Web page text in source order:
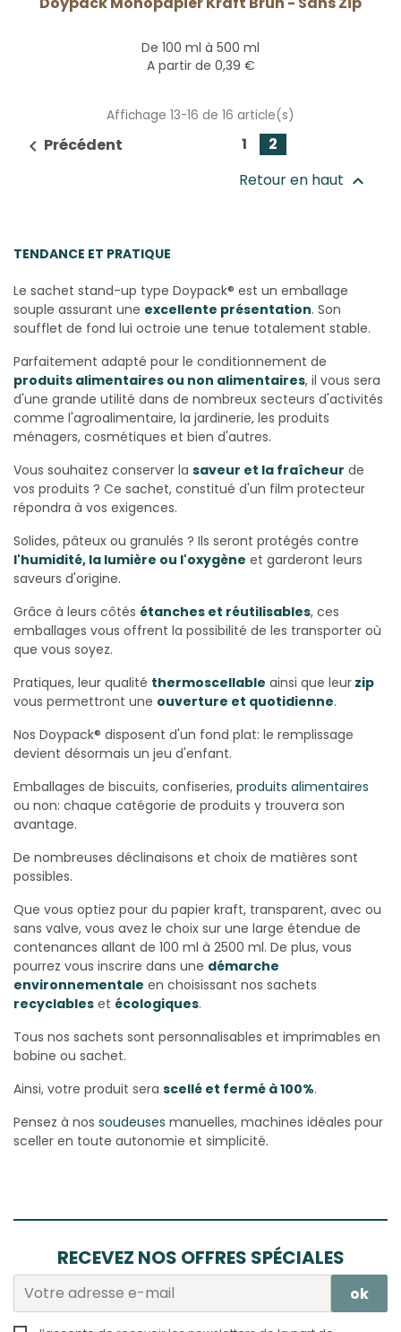
De 100 ml à 500 ml
A partir de 0,39 €
Affichage 13-16 de 16 article(s)
 Précédent 1
2
Retour en haut 
TENDANCE ET PRATIQUE
Le sachet stand-up type Doypack® est un emballage
souple assurant une excellente présentation. Son
soufflet de fond lui octroie une tenue totalement stable.
Parfaitement adapté pour le conditionnement de
produits alimentaires ou non alimentaires, il vous sera
d'une grande utilité dans de nombreux secteurs d'activités
comme l'agroalimentaire, la jardinerie, les produits
ménagers, cosmétiques et bien d'autres.
Vous souhaitez conserver la saveur et la fraîcheur de
vos produits ? Ce sachet, constitué d'un film protecteur
répondra à vos exigences.
Solides, pâteux ou granulés ? Ils seront protégés contre
l'humidité, la lumière ou l'oxygène et garderont leurs
saveurs d'origine.
Grâce à leurs côtés étanches et réutilisables, ces
emballages vous offrent la possibilité de les transporter où
que vous soyez.
Pratiques, leur qualité thermoscellable ainsi que leur zip
vous permettront une ouverture et quotidienne.
Nos Doypack® disposent d'un fond plat: le remplissage
devient désormais un jeu d'enfant.
Emballages de biscuits, confiseries, produits alimentaires
ou non: chaque catégorie de produits y trouvera son
avantage.
De nombreuses déclinaisons et choix de matières sont
possibles.
Que vous optiez pour du papier kraft, transparent, avec ou
sans valve, vous avez le choix sur une large étendue de
contenances allant de 100 ml à 2500 ml. De plus, vous
pourrez vous inscrire dans une démarche
environnementale en choisissant nos sachets
recyclables et écologiques.
Tous nos sachets sont personnalisables et imprimables en
bobine ou sachet.
Ainsi, votre produit sera scellé et fermé à 100%.
Pensez à nos soudeuses manuelles, machines idéales pour
sceller en toute autonomie et simplicité.
RECEVEZ NOS OFFRES SPÉCIALES